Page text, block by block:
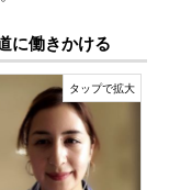
に働きかける